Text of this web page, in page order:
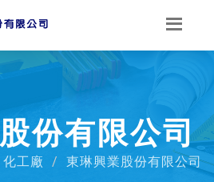
份有限公司
化工廠 東琳興業股份有限公司